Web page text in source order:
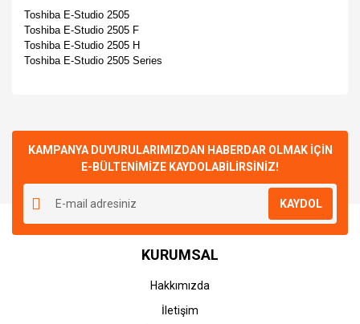
Toshiba E-Studio 2505
Toshiba E-Studio 2505 F
Toshiba E-Studio 2505 H
Toshiba E-Studio 2505 Series
Yorum Yaz
kullanarak tarafımıza iletebilirsiniz.
Görüş ve önerileriniz için teşekkür ederiz.
Ürün resmi kalitesiz, bozuk veya görüntülenemiyor.
Ürün açıklamasında eksik bilgiler bulunuyor.
Ürün bilgilerinde hatalar bulunuyor.
Ürün fiyatı diğer sitelerden daha pahalı.
KAMPANYA DUYURULARIMIZDAN HABERDAR OLMAK İÇİN
E-BÜLTENİMİZE KAYDOLABİLİRSİNİZ!
KAYDOL
KURUMSAL
Hakkımızda
İletişim